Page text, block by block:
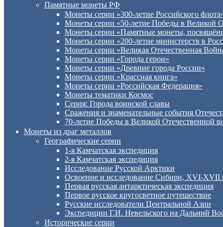
Памятные монеты РФ
Монеты серии «300-летие Российского
Монеты серии «50-летие Победы в Великой
Монеты серии «Памятные монеты,
Монеты cерии «200-летие министерств в
Монеты серии «Великая Отечественная
Монеты серии «Города герои»
Монеты серии «Древние города России»
Монеты серии «Крассная книга»
Монеты серии «Российская Федерация»
Монеты тематики Космос
Серия: Города воинской славы
Сражения и знаменательные события
70-летие Победы в Великой Отечественной
Монеты из драг металлов
Географические серии
1-я Камчатская экспедиция
2-я Камчатская экспедиция
Исследование Русской Арктики
Освоение и исследование Сибири, XVI-XVII
Первая русская антарктическая экспедиция
Первое русское кругосветное путешествие
Русские исследователи Центральной Азии
Экспедиции Г.И. Невельского на Дальний
Исторические серии